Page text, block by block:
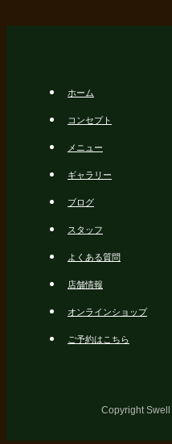
ホーム
コンセプト
メニュー
ギャラリー
ブログ
スタッフ
よくある質問
店舗情報
オンラインショップ
ご予約はこちら
Copyright